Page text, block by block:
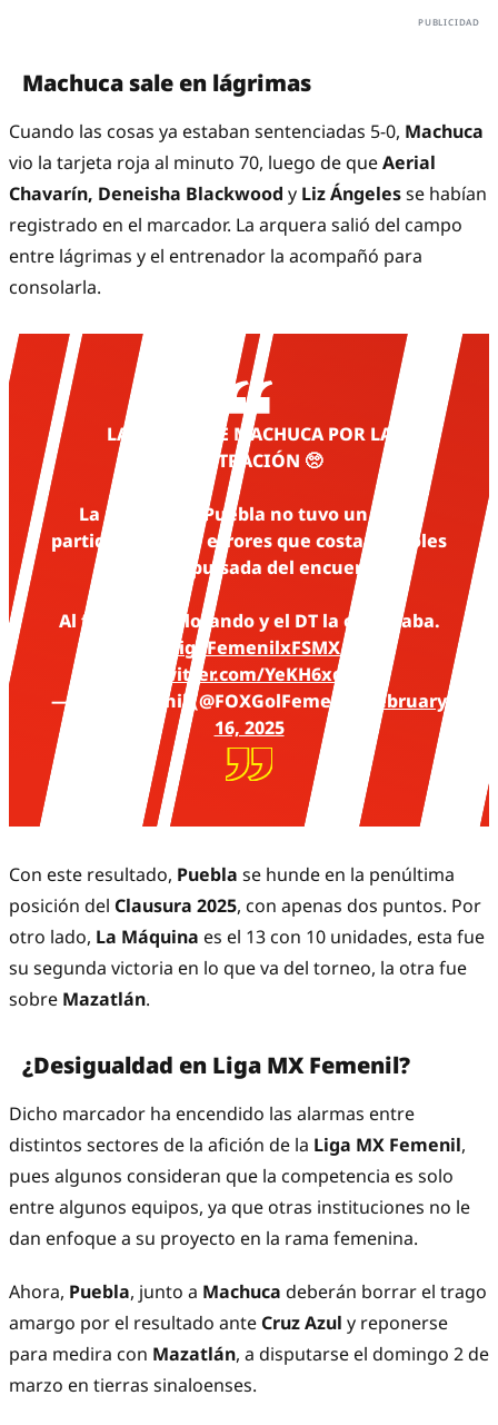
Machuca sale en lágrimas
Cuando las cosas ya estaban sentenciadas 5-0, Machuca
vio la tarjeta roja al minuto 70, luego de queAerial
Chavarín, Deneisha Blackwood y Liz Ángelesse habían
registrado en el marcador. La arquera salió del campo
entre lágrimas y el entrenador la acompañó para
consolarla.
LAGRIMAS DE MACHUCA POR LA
FRUSTRACIÓN 🥺
La portera de Puebla no tuvo un buen
partido. Cometió errores que costaron goles
y se fue expulsada del encuentro.
Al final, salió llorando y el DT la consolaba.
#LigaFemenilxFSMX
pic.twitter.com/YeKH6xqggb
— FOX Femenil (@FOXGolFemenil)
February
16, 2025
Con este resultado, Puebla se hunde en la penúltima
posición del Clausura 2025, con apenas dos puntos. Por
otro lado, La Máquina es el 13 con 10 unidades, esta fue
su segunda victoria en lo que va del torneo, la otra fue
sobre Mazatlán.
¿Desigualdad en Liga MX Femenil?
Dicho marcador ha encendido las alarmas entre
distintos sectores de la afición de la Liga MX Femenil,
pues algunos consideran que la competencia es solo
entre algunos equipos, ya que otras instituciones no le
dan enfoque a su proyecto en la rama femenina.
Ahora, Puebla, junto a Machuca deberán borrar el trago
amargo por el resultado ante Cruz Azul y reponerse
para medira con Mazatlán, a disputarse el domingo 2 de
marzo en tierras sinaloenses.